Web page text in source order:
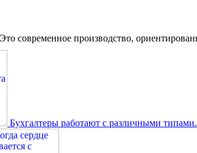
современное производство,
Бухгалтеры работают с различными